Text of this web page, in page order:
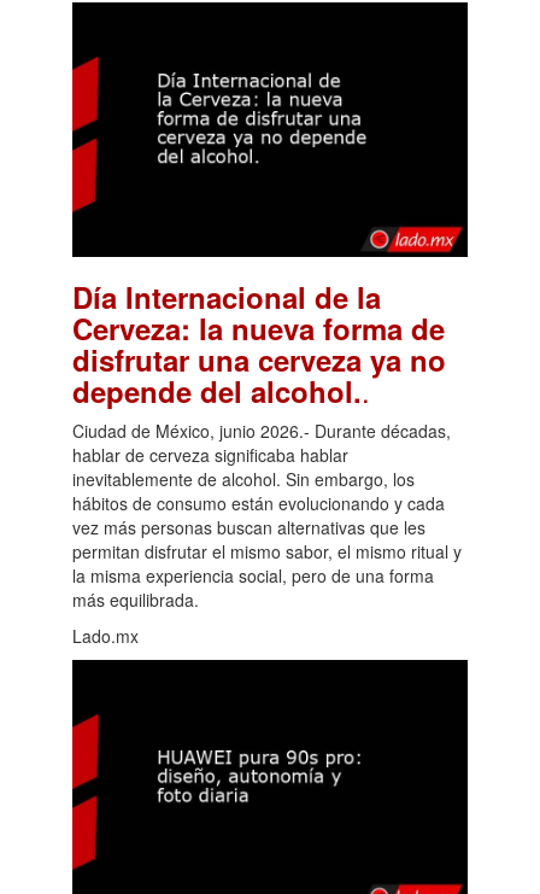
Día Internacional de la
Cerveza: la nueva forma de
disfrutar una cerveza ya no
depende del alcohol..
Ciudad de México, junio 2026.- Durante décadas,
hablar de cerveza significaba hablar
inevitablemente de alcohol. Sin embargo, los
hábitos de consumo están evolucionando y cada
vez más personas buscan alternativas que les
permitan disfrutar el mismo sabor, el mismo ritual y
la misma experiencia social, pero de una forma
más equilibrada.
Lado.mx